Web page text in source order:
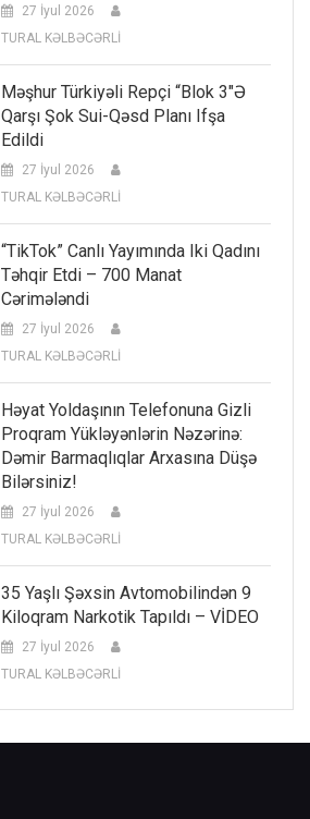
27 İyul 2026
TURAL KƏLBƏCƏRLİ
Məşhur Türkiyəli Repçi “Blok 3″ə
Qarşı Şok Sui-Qəsd Planı Ifşa
Edildi
27 İyul 2026
TURAL KƏLBƏCƏRLİ
“TikTok” Canlı Yayımında Iki Qadını
Təhqir Etdi – 700 Manat
Cərimələndi
27 İyul 2026
TURAL KƏLBƏCƏRLİ
Həyat Yoldaşının Telefonuna Gizli
Proqram Yükləyənlərin Nəzərinə:
Dəmir Barmaqlıqlar Arxasına Düşə
Bilərsiniz!
27 İyul 2026
TURAL KƏLBƏCƏRLİ
35 Yaşlı Şəxsin Avtomobilindən 9
Kiloqram Narkotik Tapıldı – VİDEO
27 İyul 2026
TURAL KƏLBƏCƏRLİ